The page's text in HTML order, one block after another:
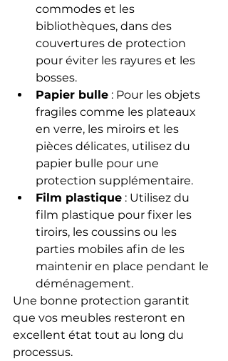
commodes et les
bibliothèques, dans des
couvertures de protection
pour éviter les rayures et les
bosses.
Papier bulle : Pour les objets
fragiles comme les plateaux
en verre, les miroirs et les
pièces délicates, utilisez du
papier bulle pour une
protection supplémentaire.
Film plastique : Utilisez du
film plastique pour fixer les
tiroirs, les coussins ou les
parties mobiles afin de les
maintenir en place pendant le
déménagement.
Une bonne protection garantit
que vos meubles resteront en
excellent état tout au long du
processus.